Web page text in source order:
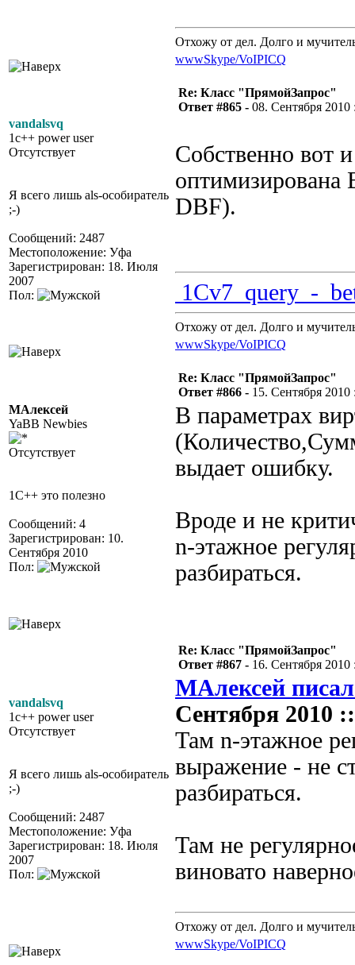
Отхожу от дел. Долго и
wwwSkype/VoIPICQ
vandalsvq
1c++ power user
Отсутствует
Я всего лишь als-особиратель
;-)
Сообщений: 2487
Местоположение: Уфа
Зарегистрирован: 18. Июля
2007
Пол:
Re: Класс "ПрямойЗапрос"
Ответ #865 - 08. Сентября 2010
Собственно вот
DBF).
1Cv7_query_-
Отхожу от дел. Долго и
wwwSkype/VoIPICQ
МАлексей
YaBB Newbies
Отсутствует
1C++ это полезно
Сообщений: 4
Зарегистрирован: 10.
Сентября 2010
Пол:
Re: Класс "ПрямойЗапрос"
Ответ #866 - 15. Сентября 2010
В параметрах
выдает ошибку.
Вроде и не
n-этажное
разбираться.
vandalsvq
1c++ power user
Отсутствует
Я всего лишь als-особиратель
;-)
Сообщений: 2487
Местоположение: Уфа
Зарегистрирован: 18. Июля
2007
Пол:
Re: Класс "ПрямойЗапрос"
Ответ #867 - 16. Сентября 2010
МАлексей
Сентября 2010
Там n-этажное
выражение - не
разбираться.
Там не
виновато
Отхожу от дел. Долго и
wwwSkype/VoIPICQ